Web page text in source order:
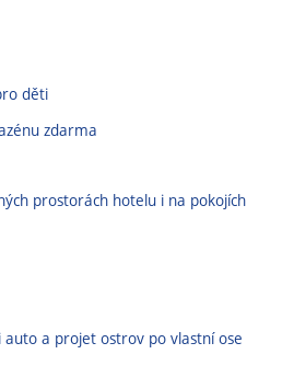
děti
zdarma
prostorách hotelu i na pokojích
auto a projet ostrov po vlastní ose